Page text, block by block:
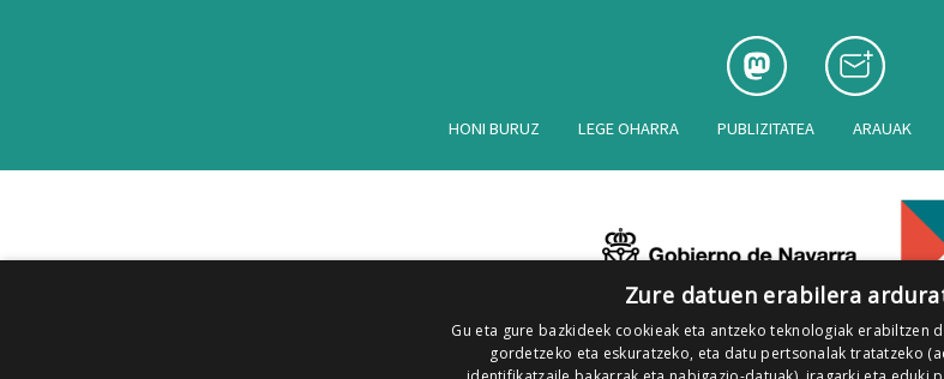
HONI BURUZ LEGE OHARRA PUBLIZITATEA ARAUAK
Zure datuen erabilera
Gu eta gure bazkideek cookieak eta antzeko teknologiak erabiltzen
gordetzeko eta eskuratzeko, eta datu pertsonalak tratatzeko